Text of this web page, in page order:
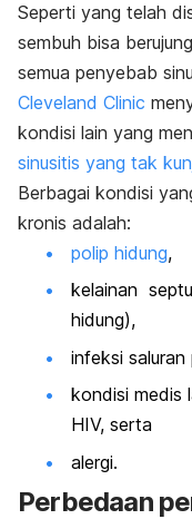
Seperti yang telah
sembuh bisa
semua penyebab
Cleveland Clinic
kondisi lain yang
sinusitis yang tak
Berbagai kondisi
kronis adalah:
polip hidung,
kelainan
hidung),
infeksi saluran
kondisi medis
HIV, serta
alergi.
Perbedaan